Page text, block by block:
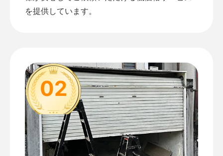
を提供しています。
02